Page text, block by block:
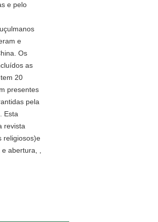
e pelo
e
Os
as
20
presentes
pela
Esta
revista
religiosos)e
abertura, ,